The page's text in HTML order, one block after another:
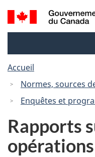
Recherche
et
Accueil
Normes, sources
Enquêtes et
Rapports